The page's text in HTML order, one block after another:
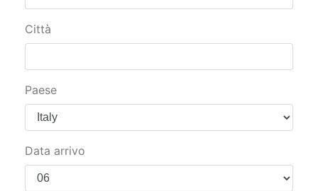
Paese
Data arrivo